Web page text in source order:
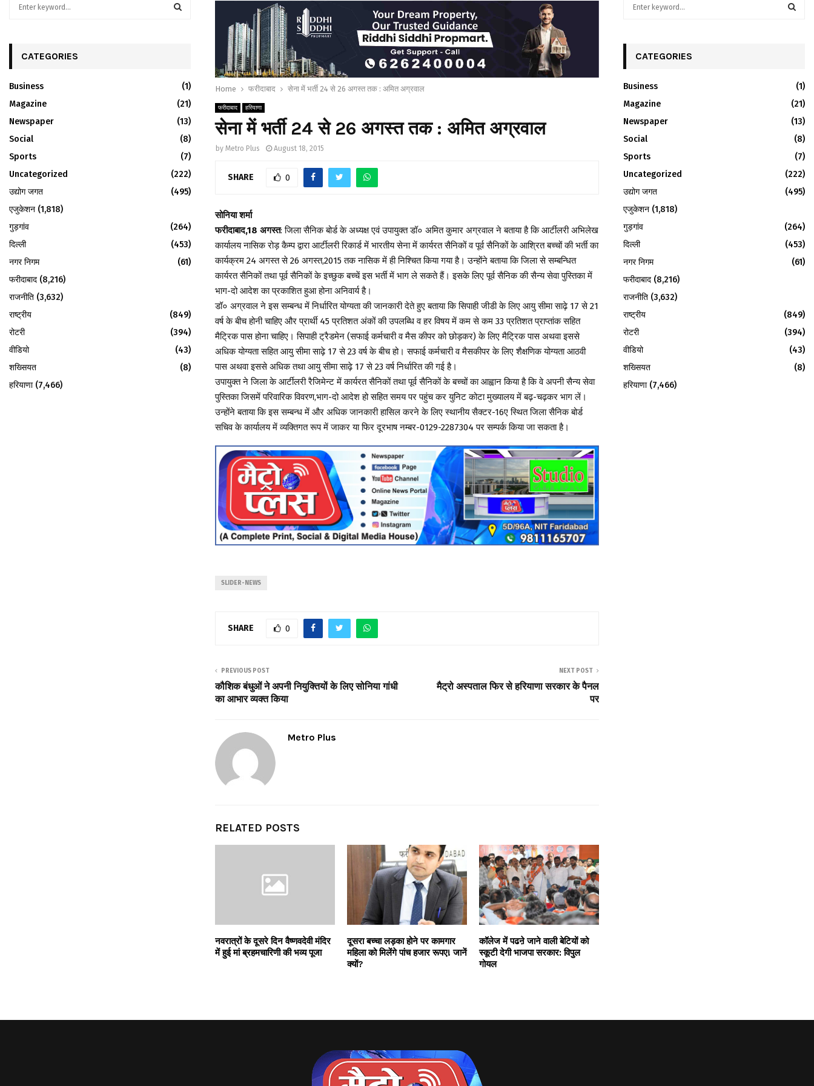
Home फरीदाबाद सेना में भर्ती 24 से 26 अगस्त तक : अमित अग्रवाल
फरीदाबाद हरियाणा
सेना में भर्ती 24 से 26 अगस्त तक : अमित अग्रवाल
by Metro Plus August 18, 2015
SHARE 0
सोनिया शर्मा
फरीदाबाद,18 अगस्त: जिला सैनिक बोर्ड के अध्यक्ष एवं उपायुक्त डॉ० अमित कुमार अग्रवाल ने बताया है कि आर्टीलरी अभिलेख
कार्यालय नासिक रोड़ कैम्प द्वारा आर्टीलरी रिकार्ड में भारतीय सेना में कार्यरत सैनिकों व पूर्व सैनिकों के आश्रित बच्चों की भर्ती का
कार्यक्रम 24 अगस्त से 26 अगस्त,2015 तक नासिक में ही निश्चित किया गया है। उन्होंने बताया कि जिला से सम्बन्धित
कार्यरत सैनिकों तथा पूर्व सैनिकों के इच्छुक बच्चें इस भर्ती में भाग ले सकते हैं। इसके लिए पूर्व सैनिक की सैन्य सेवा पुस्तिका में
भाग-दो आदेश का प्रकाशित हुआ होना अनिवार्य है।
डॉ० अग्रवाल ने इस सम्बन्ध में निर्धारित योग्यता की जानकारी देते हुए बताया कि सिपाही जीडी के लिए आयु सीमा साढ़े 17 से 21
वर्ष के बीच होनी चाहिए और प्रार्थी 45 प्रतिशत अंकों की उपलब्धि व हर विषय में कम से कम 33 प्रतिशत प्राप्तांक सहित
मैट्रिक पास होना चाहिए। सिपाही ट्रैडमेन (सफाई कर्मचारी व मैस कीपर को छोड़कर) के लिए मैट्रिक पास अथवा इससे
अधिक योग्यता सहित आयु सीमा साढ़े 17 से 23 वर्ष के बीच हो। सफाई कर्मचारी व मैसकीपर के लिए शैक्षणिक योग्यता आठवी
पास अथवा इससे अधिक तथा आयु सीमा साढ़े 17 से 23 वर्ष निर्धारित की गई है।
उपायुक्त ने जिला के आर्टीलरी रैजिमेन्ट में कार्यरत सैनिकों तथा पूर्व सैनिकों के बच्चों का आह्वान किया है कि वे अपनी सैन्य सेवा
पुस्तिका जिसमें परिवारिक विवरण,भाग-दो आदेश हो सहित समय पर पहुंच कर युनिट कोटा मुख्यालय में बढ़-चढ़कर भाग लें।
उन्होंने बताया कि इस सम्बन्ध में और अधिक जानकारी हासिल करने के लिए स्थानीय सैक्टर-16ए स्थित जिला सैनिक बोर्ड
सचिव के कार्यालय में व्यक्तिगत रूप में जाकर या फिर दूरभाष नम्बर-0129-2287304 पर सम्पर्क किया जा सकता है।
SLIDER-NEWS
SHARE 0
PREVIOUS POST
कौशिक बंधुओं ने अपनी नियुक्तियों के लिए सोनिया गांधी
का आभार व्यक्त किया
NEXT POST
मैट्रो अस्पताल फिर से हरियाणा सरकार के पैनल
पर
Metro Plus
RELATED POSTS
नवरात्रों के दूसरे दिन वैष्णवदेवी मंदिर
में हुई मां ब्रहमचारिणी की भव्य पूजा
दूसरा बच्चा लड़का होने पर कामगार
महिला को मिलेंगे पांच हजार रूपए! जानें
क्यों?
कॉलेज में पढऩे जाने वाली बेटियों को
स्कूटी देगी भाजपा सरकार: विपुल
गोयल
o
r
:
R
C
CATEGORIES
Business
(1)
Magazine
(21)
Newspaper
(13)
Social
(8)
Sports
(7)
Uncategorized
(222)
उद्योग जगत
(495)
एजुकेशन (1,818)
गुड़गांव
(264)
दिल्ली
(453)
नगर निगम
(61)
फरीदाबाद (8,216)
राजनीति (3,632)
राष्ट्रीय
(849)
रोटरी
(394)
वीडियो
(43)
शख्सियत
(8)
हरियाणा(7,466)
o
r
:
R
C
CATEGORIES
Business
(1)
Magazine
(21)
Newspaper
(13)
Social
(8)
Sports
(7)
Uncategorized
(222)
उद्योग जगत
(495)
एजुकेशन (1,818)
गुड़गांव
(264)
दिल्ली
(453)
नगर निगम
(61)
फरीदाबाद (8,216)
राजनीति (3,632)
राष्ट्रीय
(849)
रोटरी
(394)
वीडियो
(43)
शख्सियत
(8)
हरियाणा(7,466)